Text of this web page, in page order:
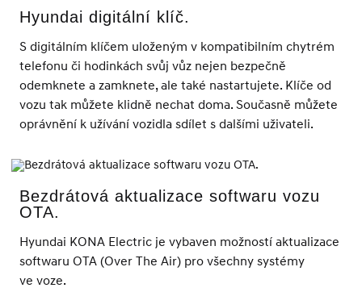
Hyundai digitální klíč.
S digitálním klíčem uloženým v kompatibilním chytrém
telefonu či hodinkách svůj vůz nejen bezpečně
odemknete a zamknete, ale také nastartujete. Klíče od
vozu tak můžete klidně nechat doma. Současně můžete
oprávnění k užívání vozidla sdílet s dalšími uživateli.
Bezdrátová aktualizace softwaru vozu
OTA.
Hyundai KONA Electric je vybaven možností aktualizace
softwaru OTA (Over The Air) pro všechny systémy
ve voze.